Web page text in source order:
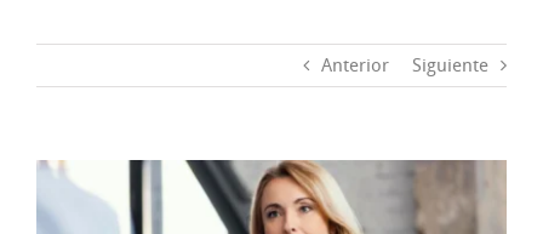
Anterior Siguiente
Ver
imagen